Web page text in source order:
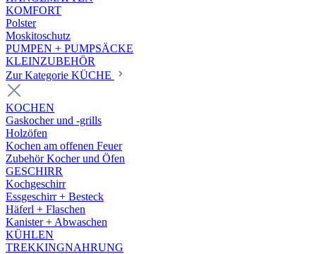
KOMFORT
Polster
Moskitoschutz
PUMPEN + PUMPSÄCKE
KLEINZUBEHÖR
Zur Kategorie KÜCHE
KOCHEN
Gaskocher und -grills
Holzöfen
Kochen am offenen Feuer
Zubehör Kocher und Öfen
GESCHIRR
Kochgeschirr
Essgeschirr + Besteck
Häferl + Flaschen
Kanister + Abwaschen
KÜHLEN
TREKKINGNAHRUNG